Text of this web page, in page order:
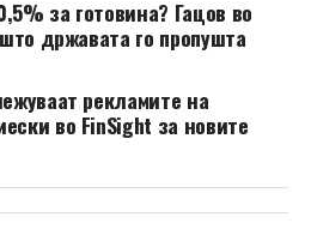
за готовина? Гацов во
државата го пропушта
рекламите на
во FinSight за новите